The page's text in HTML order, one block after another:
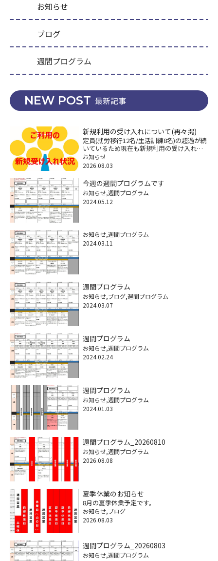
お知らせ
ブログ
週間プログラム
NEW POST 最新記事
新規利用の受け入れについて(再々掲)
定員(就労移行12名/生活訓練8名)の超過が続
いているため現在も新規利用の受け入れが
できなくなっていますが、困りごとへの相
談に関しては継続してますので遠慮なくご
ビスや将来の経済不安 […]
お知らせ
2026.08.03
今週の週間プログラムです
お知らせ 週間プログラム
2024.05.12
お知らせ 週間プログラム
2024.03.11
週間プログラム
お知らせ ブログ 週間プログラム
2024.03.07
週間プログラム
お知らせ 週間プログラム
2024.02.24
週間プログラム
お知らせ 週間プログラム
2024.01.03
週間プログラム_20260810
お知らせ 週間プログラム
2026.08.08
夏季休業のお知らせ
8月の夏季休業予定です。
お知らせ ブログ
2026.08.03
週間プログラム_20260803
お知らせ 週間プログラム